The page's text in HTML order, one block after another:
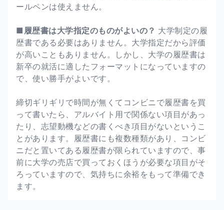
ールペンは使えません。
■履歴書は大学指定のものがよいの？ 大学制定の履
歴書である必要はありません。大学指定だから評価
が高いこともありません。しかし、大学の履歴書は
新卒の就活に適したフォーマットになっていますの
で、使い勝手がよいです。
締切ギリギリで時間が無くてコンビニで履歴書を買
って書いたら、アルバイト用で関係ない項目があっ
たり、志望動機などの書くべき項目がないというこ
とがあります。履歴書にも複数種類があり、コンビ
ニだと置いてある履歴書が限られていますので、事
前に大学の売店で買っておくほうが必要な項目がそ
ろっていますので、気持ちに余裕をもって準備でき
ます。